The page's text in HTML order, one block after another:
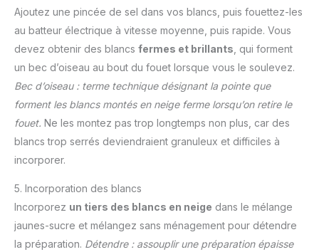
Ajoutez une pincée de sel dans vos blancs, puis fouettez-les
au batteur électrique à vitesse moyenne, puis rapide. Vous
devez obtenir des blancs fermes et brillants , qui forment
un bec d’oiseau au bout du fouet lorsque vous le soulevez.
Bec d’oiseau : terme technique désignant la pointe que
forment les blancs montés en neige ferme lorsqu’on retire le
fouet. Ne les montez pas trop longtemps non plus, car des
blancs trop serrés deviendraient granuleux et difficiles à
incorporer.
5. Incorporation des blancs
Incorporez un tiers des blancs en neige dans le mélange
jaunes-sucre et mélangez sans ménagement pour détendre
la préparation. Détendre : assouplir une préparation épaisse